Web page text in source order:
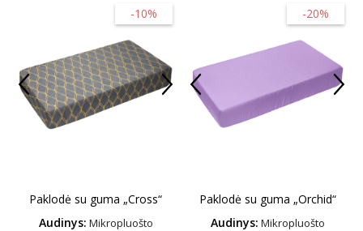
-10%
Paklodė su guma „Cross“
Audinys: Mikropluošto
-20%
Paklodė su guma „Orchid“
Audinys: Mikropluošto